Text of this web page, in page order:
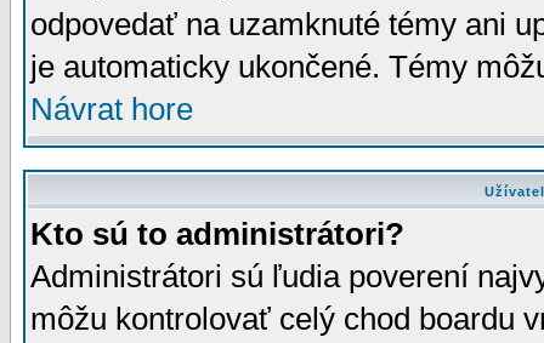
odpovedať na uzamknuté témy ani
je automaticky ukončené. Témy
Návrat hore
Kto sú to administrátori?
Administrátori sú ľudia poverení
môžu kontrolovať celý chod boardu